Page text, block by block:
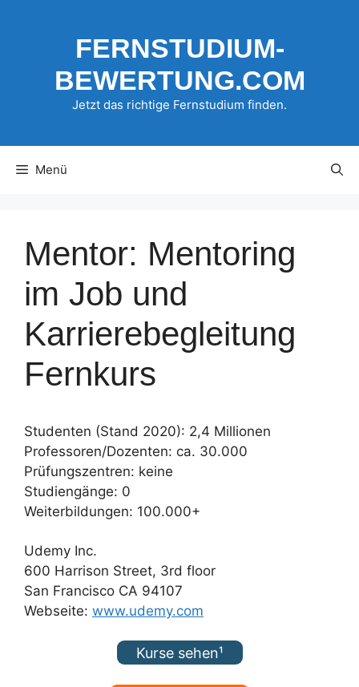
FERNSTUDIUM-
BEWERTUNG.COM
Jetzt das richtige Fernstudium finden.
Menü
Mentor: Mentoring
im Job und
Karrierebegleitung
Fernkurs
Studenten (Stand 2020): 2,4 Millionen
Professoren/Dozenten: ca. 30.000
Prüfungszentren: keine
Studiengänge: 0
Weiterbildungen: 100.000+
Udemy Inc.
600 Harrison Street, 3rd floor
San Francisco CA 94107
Webseite: www.udemy.com
Kurse sehen¹